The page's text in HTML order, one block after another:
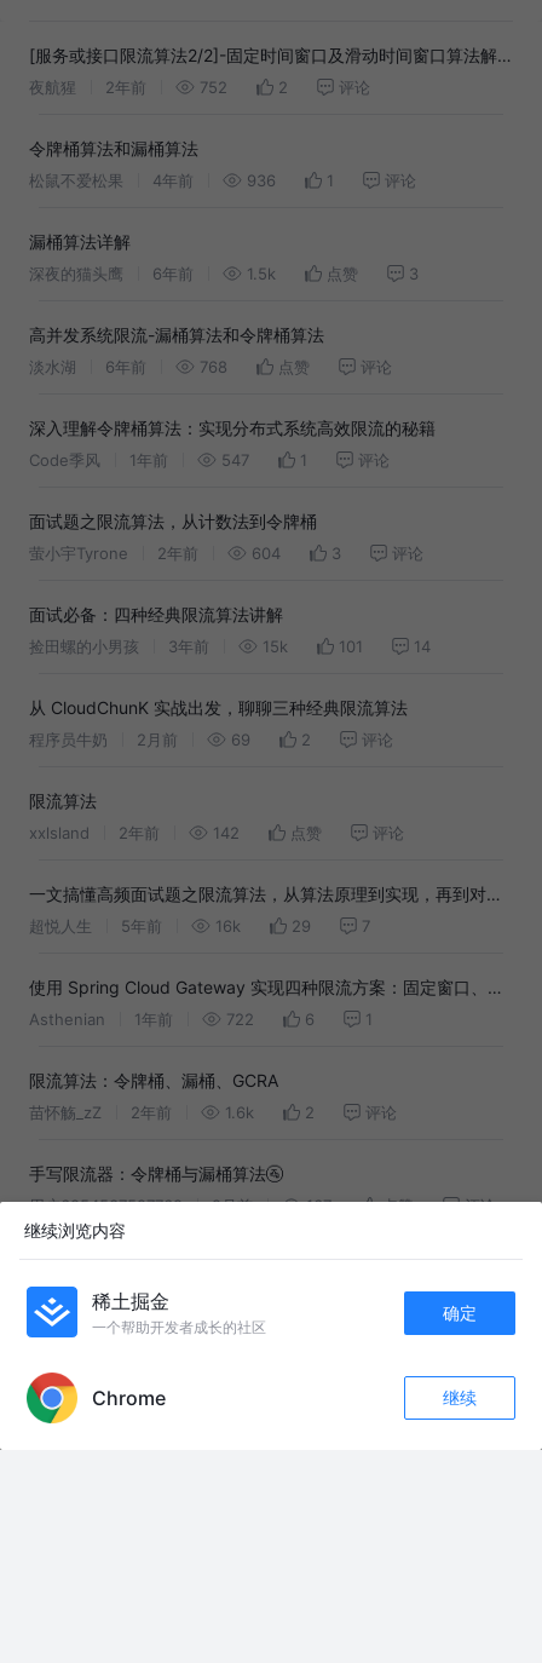
44
[服务或接口限流算法2/2]-固定时间窗口及滑动时间窗口算法解
析
夜航猩 2年前 752 2 评论
令牌桶算法和漏桶算法
松鼠不爱松果 4年前 936 1 评论
漏桶算法详解
深夜的猫头鹰 6年前 1.5k 点赞 3
高并发系统限流-漏桶算法和令牌桶算法
淡水湖 6年前 768 点赞 评论
深入理解令牌桶算法：实现分布式系统高效限流的秘籍
Code季风 1年前 547 1 评论
面试题之限流算法，从计数法到令牌桶
萤小宇Tyrone 2年前 604 3 评论
面试必备：四种经典限流算法讲解
捡田螺的小男孩 3年前 15k 101 14
从 CloudChunK 实战出发，聊聊三种经典限流算法
程序员牛奶 2月前 69 2 评论
限流算法
xxlsland 2年前 142 点赞 评论
一文搞懂高频面试题之限流算法，从算法原理到实现，再到对比
分析
超悦人生 5年前 16k 29 7
使用 Spring Cloud Gateway 实现四种限流方案：固定窗口、滑
动窗口、令牌桶与漏桶
Asthenian 1年前 722 6 1
限流算法：令牌桶、漏桶、GCRA
苗怀觞_zZ 2年前 1.6k 2 评论
手写限流器：令牌桶与漏桶算法🚰
用户6854537597769 9月前 167 点赞 评论
四种常见服务限流算法解析
越走越远的风 3年前 评论
加瓦点灯 1年前
继续浏览内容
稀土掘金
一个帮助开发者成长的社区
确定
Chrome 继续